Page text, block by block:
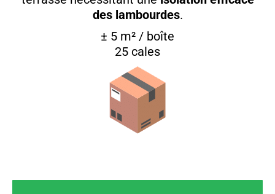
des lambourdes.
± 5 m² / boîte
25 cales